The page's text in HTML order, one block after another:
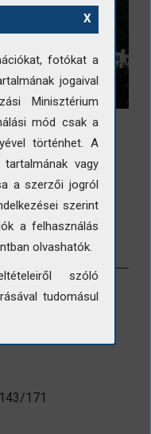
171
X
fotókat a
jogaival
Minisztérium
mód csak a
történhet. A
vagy
a szerzői jogról
szerint
a felhasználás
olvashatók.
szóló
tudomásul